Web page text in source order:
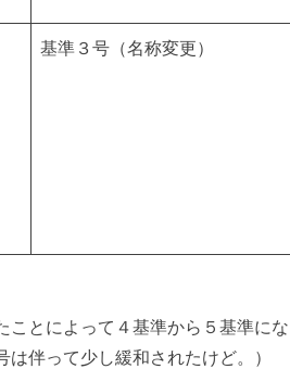
基準３号（名称変更）
ことによって４基準から５基準にな
伴って少し緩和されたけど。）